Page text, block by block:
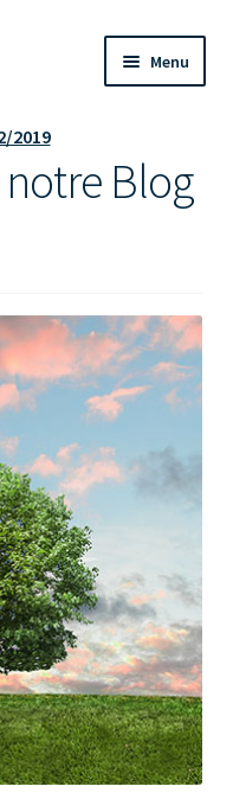
Menu
2019
Blog